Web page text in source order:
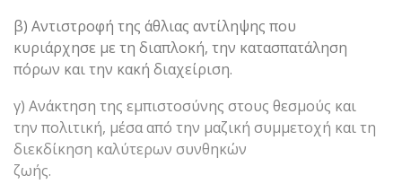
β) Αντιστροφή της άθλιας αντίληψης που
κυριάρχησε με τη διαπλοκή, την κατασπατάληση
πόρων και την κακή διαχείριση.
γ) Ανάκτηση της εμπιστοσύνης στους θεσμούς και
την πολιτική, μέσα από την μαζική συμμετοχή και τη
διεκδίκηση καλύτερων συνθηκών
ζωής.